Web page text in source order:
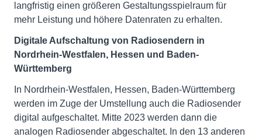
langfristig einen größeren Gestaltungsspielraum für
mehr Leistung und höhere Datenraten zu erhalten.
Digitale Aufschaltung von Radiosendern in
Nordrhein-Westfalen, Hessen und Baden-
Württemberg
In Nordrhein-Westfalen, Hessen, Baden-Württemberg
werden im Zuge der Umstellung auch die Radiosender
digital aufgeschaltet. Mitte 2023 werden dann die
analogen Radiosender abgeschaltet. In den 13 anderen